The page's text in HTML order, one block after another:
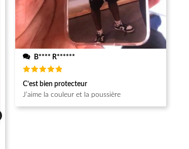
B**** R******
Note5
sur 5
C’est bien protecteur
J’aime la couleur et la poussière